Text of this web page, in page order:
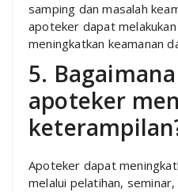
samping dan masalah
apoteker dapat
meningkatkan keamanan
5.
apoteker
Apoteker dapat
melalui pelatihan,